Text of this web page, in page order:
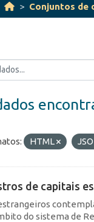
Conjuntos de
HTML
de capitais
do sistema de